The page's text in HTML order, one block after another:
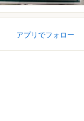
アプリでフォロー